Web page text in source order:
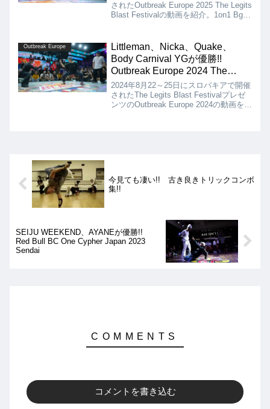
されたOutbreak Europe 2025 The Legits
Blast Festivalの動画を紹介。1on1 Bgirl
が、見事優勝となりました!!
Outbreak Europe
Littleman、Nicka、Quake、
Body Carnival YGが優勝!!
Outbreak Europe 2024 The
Legits Blast Festival!!
2024年8月22～25日にスロバキアで開催
されたThe Legits Blast Festivalプレゼ
ンツのOutbreak Europe 2024の動画を紹
今見ても凄い!! 古き良きトリックコンボ
集!!
SEIJU WEEKEND、AYANEが優勝!!
Red Bull BC One Cypher Japan 2023
Sendai
コメントを書き込む